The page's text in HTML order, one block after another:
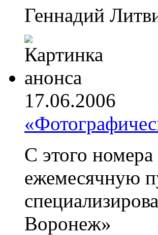
Геннадий
17.06.2006
С этого
ежемесячную
Воронеж»